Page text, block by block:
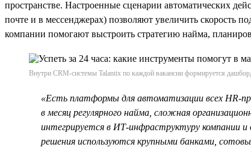
пространстве. Настроенные сценарии автоматических
почте и в мессенджерах) позволяют увеличить скорость
компании помогают выстроить стратегию найма,
Внутри CRM-системы Talantix по каждой вакансии формируется
«Есть платформы для автоматизации всех HR-
в месяц регулярного найма, сложная
интегрируется в ИТ-инфраструктуру компании и
решения используются крупными банками,